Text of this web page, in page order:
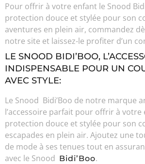
Pour offrir à votre enfant le Snood
protection douce et stylée pour son
aventures en plein air, commandez
notre site et laissez-le profiter d’un
LE SNOOD BIDI’BOO,
INDISPENSABLE POUR UN
AVEC STYLE:
Le Snood Bidi’Boo de notre marque
l’accessoire parfait pour offrir à votre
protection douce et stylée pour son
escapades en plein air. Ajoutez une
de mode à ses tenues tout en
avec le Snood Bidi’Boo.